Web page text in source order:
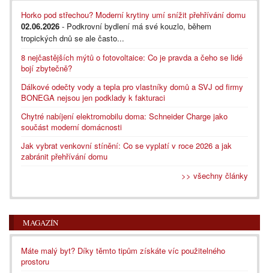
Horko pod střechou? Moderní krytiny umí snížit přehřívání domu
02.06.2026 - Podkrovní bydlení má své kouzlo, během
tropických dnů se ale často...
8 nejčastějších mýtů o fotovoltaice: Co je pravda a čeho se lidé
bojí zbytečně?
Dálkové odečty vody a tepla pro vlastníky domů a SVJ od firmy
BONEGA nejsou jen podklady k fakturaci
Chytré nabíjení elektromobilu doma: Schneider Charge jako
součást moderní domácnosti
Jak vybrat venkovní stínění: Co se vyplatí v roce 2026 a jak
zabránit přehřívání domu
>> všechny články
MAGAZÍN
Máte malý byt? Díky těmto tipům získáte víc použitelného
prostoru